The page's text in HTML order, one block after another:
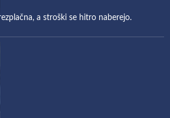
a stroški se hitro naberejo.